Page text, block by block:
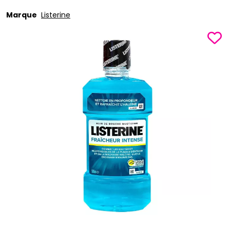
Marque Listerine